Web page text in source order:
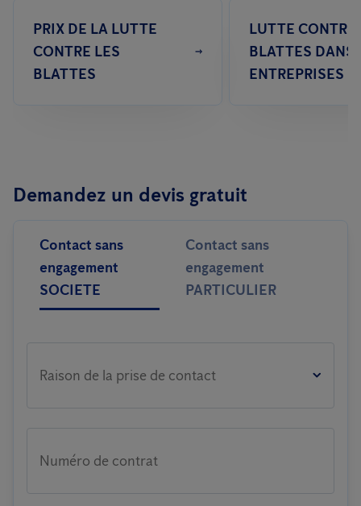
PRIX DE LA LUTTE
CONTRE LES
BLATTES
LUTTE CONTRE
BLATTES DANS
ENTREPRISES
Demandez un devis gratuit
Contact sans
engagement
SOCIETE
Contact sans
engagement
PARTICULIER
Raison de la prise de contact
Numéro de contrat